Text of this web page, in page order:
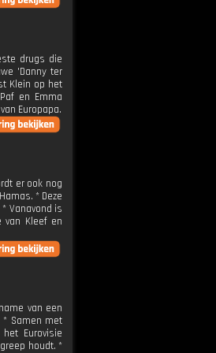
drugs die
'Danny ter
Klein op het
en Emma
Europapa.
er ook nog
* Deze
Vanavond is
van Kleef en
van een
* Samen met
Eurovisie
houdt. *